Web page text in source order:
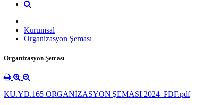
Kurumsal
Organizasyon Şeması
Organizasyon Şeması
KU.YD.165 ORGANİZASYON ŞEMASI 2024_PDF.pdf